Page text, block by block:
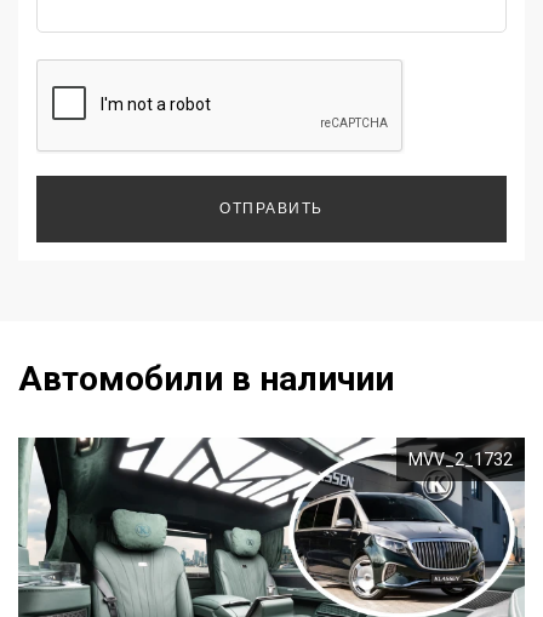
ОТПРАВИТЬ
Автомобили в наличии
MVV_2_1732